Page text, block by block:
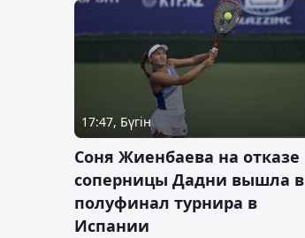
17:47, Бүгін
Соня Жиенбаева на отказе
соперницы Дадни вышла в
полуфинал турнира в
Испании